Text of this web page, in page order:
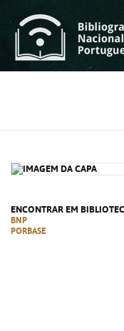
ENCONTRAR EM
BNP
PORBASE